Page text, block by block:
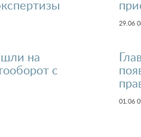
29.06
на
с
01.06